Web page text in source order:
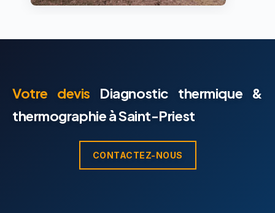
Votre devis Diagnostic thermique &
thermographie à Saint-Priest
CONTACTEZ-NOUS